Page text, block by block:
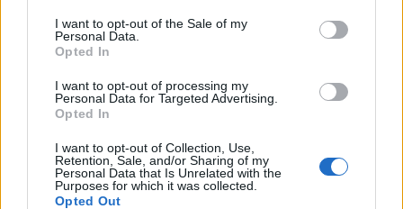
I want to opt-out of the Sale of my
Personal Data.
Opted In
I want to opt-out of processing my
Personal Data for Targeted Advertising.
Opted In
I want to opt-out of Collection, Use,
Retention, Sale, and/or Sharing of my
Personal Data that Is Unrelated with the
Purposes for which it was collected.
Opted Out
Ντόναλντ Τραμπ
15/06/2026 - 12:53
Ανατολή"